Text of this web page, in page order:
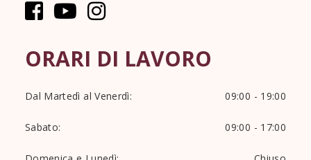
ORARI DI LAVORO
Dal Martedì al Venerdì: 09:00 - 19:00
Sabato: 09:00 - 17:00